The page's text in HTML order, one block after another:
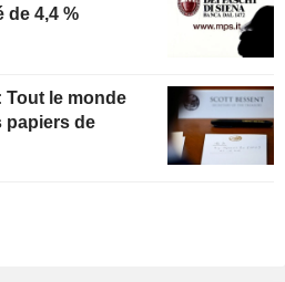
de 4,4 %
Tout le monde
papiers de